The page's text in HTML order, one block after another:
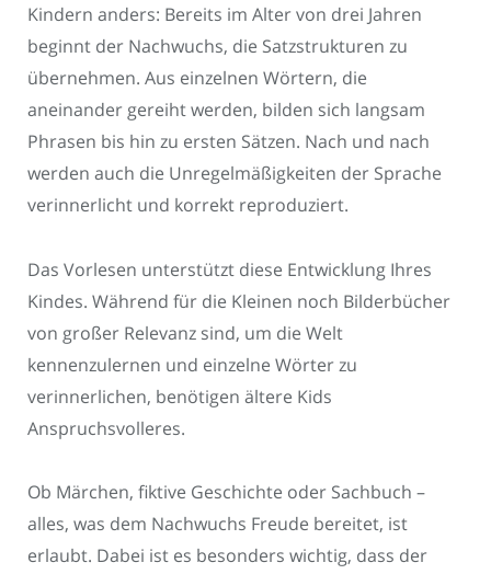
Kindern anders: Bereits im Alter von drei Jahren
beginnt der Nachwuchs, die Satzstrukturen zu
übernehmen. Aus einzelnen Wörtern, die
aneinander gereiht werden, bilden sich langsam
Phrasen bis hin zu ersten Sätzen. Nach und nach
werden auch die Unregelmäßigkeiten der Sprache
verinnerlicht und korrekt reproduziert.
Das Vorlesen unterstützt diese Entwicklung Ihres
Kindes. Während für die Kleinen noch Bilderbücher
von großer Relevanz sind, um die Welt
kennenzulernen und einzelne Wörter zu
verinnerlichen, benötigen ältere Kids
Anspruchsvolleres.
Ob Märchen, fiktive Geschichte oder Sachbuch –
alles, was dem Nachwuchs Freude bereitet, ist
erlaubt. Dabei ist es besonders wichtig, dass der